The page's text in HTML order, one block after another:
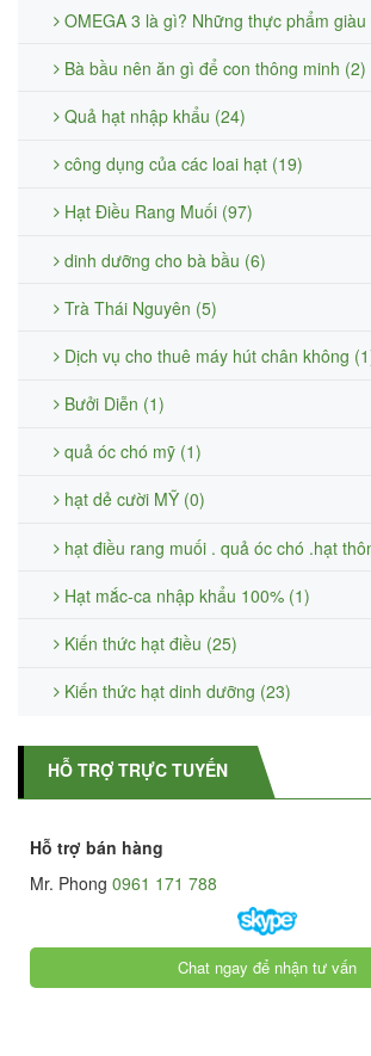
OMEGA 3 là gì? Những thực phẩm giàu
Bà bầu nên ăn gì để con thông minh (2)
Quả hạt nhập khẩu (24)
công dụng của các loai hạt (19)
Hạt Điều Rang Muối (97)
dinh dưỡng cho bà bầu (6)
Trà Thái Nguyên (5)
Dịch vụ cho thuê máy hút chân không
Bưởi Diễn (1)
quả óc chó mỹ (1)
hạt dẻ cười MỸ (0)
hạt điều rang muối . quả óc chó .hạt
Hạt mắc-ca nhập khẩu 100% (1)
Kiến thức hạt điều (25)
Kiến thức hạt dinh dưỡng (23)
HỖ TRỢ TRỰC TUYẾN
Hỗ trợ bán hàng
Mr. Phong 0961 171 788
Chat ngay để nhận tư vấn